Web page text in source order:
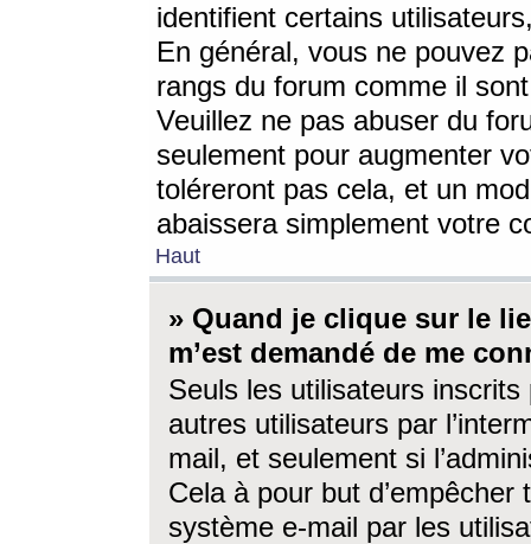
identifient certains
En général, vous ne pouvez
rangs du forum comme il
Veuillez ne pas abuser du
seulement pour augmenter
toléreront pas cela, et un
abaissera simplement votre
Haut
» Quand je clique sur le
m’est demandé de me
Seuls les utilisateurs
autres utilisateurs par
mail, et seulement si
Cela à pour but
système e-mail par les